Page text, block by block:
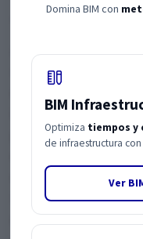
Aunque BIM ofrece
el sector público
implementación será
principales retos es
consolidados y
BIM implica nuevas
responsabilidades y
Domina BIM con
BIM
Optimiza tiempos y
de infraestructura
Ver